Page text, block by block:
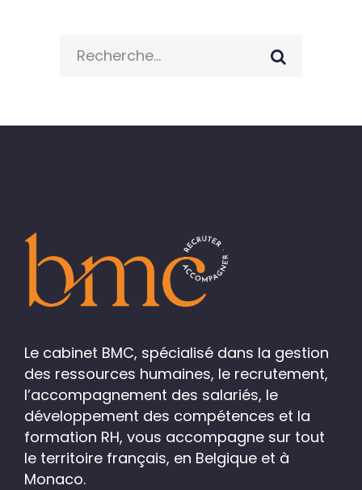
for:
Le cabinet BMC, spécialisé dans la gestion
des ressources humaines, le recrutement,
l’accompagnement des salariés, le
développement des compétences et la
formation RH, vous accompagne sur tout
le territoire français, en Belgique et à
Monaco.